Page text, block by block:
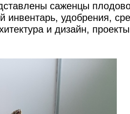
саженцы
инвентарь, удобрения,
и дизайн,